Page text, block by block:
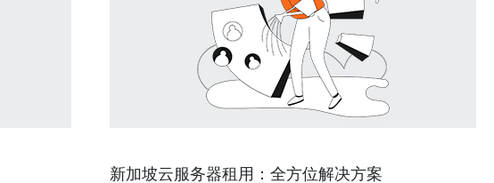
新加坡云服务器租用：全方位解决方案